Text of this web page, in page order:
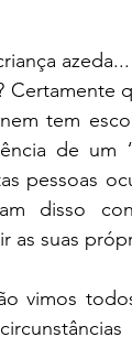
azeda...
Certamente
tem
de
pessoas
disso
as suas
vimos